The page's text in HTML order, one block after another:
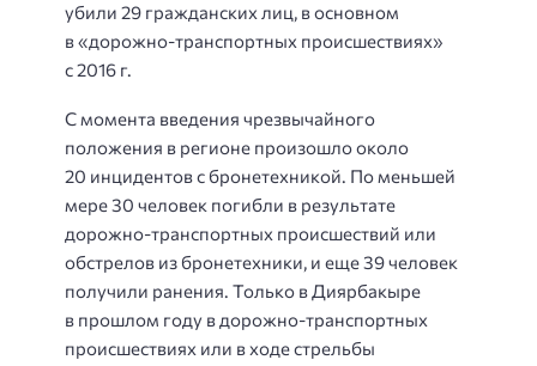
убили 29 гражданских лиц, в основном
в «дорожно-транспортных происшествиях»
с 2016 г.
С момента введения чрезвычайного
положения в регионе произошло около
20 инцидентов с бронетехникой. По меньшей
мере 30 человек погибли в результате
дорожно-транспортных происшествий или
обстрелов из бронетехники, и еще 39 человек
получили ранения. Только в Диярбакыре
в прошлом году в дорожно-транспортных
происшествиях или в ходе стрельбы